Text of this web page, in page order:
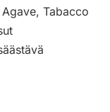
Tabacco